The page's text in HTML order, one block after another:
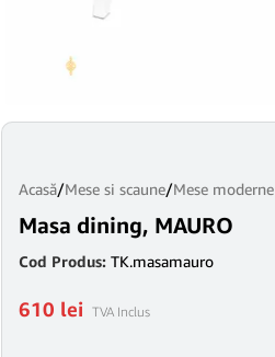
Acasă/Mese si scaune/Mese moderne
Masa dining, MAURO
Cod Produs: TK.masamauro
610 lei TVA Inclus